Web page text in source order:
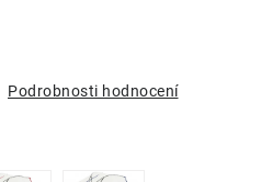
Podrobnosti hodnocení